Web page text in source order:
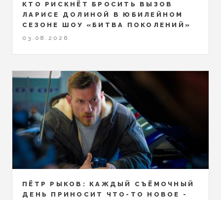
КТО РИСКНЁТ БРОСИТЬ ВЫЗОВ
ЛАРИСЕ ДОЛИНОЙ В ЮБИЛЕЙНОМ
СЕЗОНЕ ШОУ «БИТВА ПОКОЛЕНИЙ»
03.08.2026
ПЁТР РЫКОВ: КАЖДЫЙ СЪЁМОЧНЫЙ
ДЕНЬ ПРИНОСИТ ЧТО-ТО НОВОЕ -